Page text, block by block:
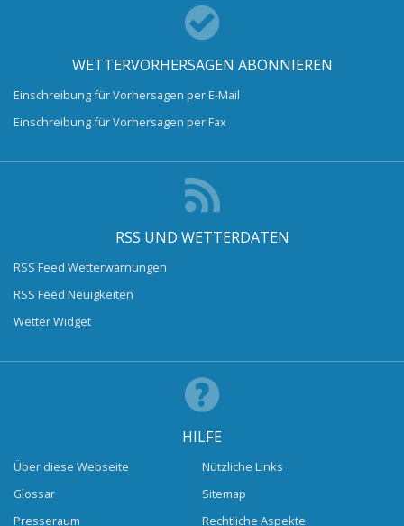
WETTERVORHERSAGEN ABONNIEREN
Einschreibung für Vorhersagen per E-Mail
Einschreibung für Vorhersagen per Fax
RSS UND WETTERDATEN
RSS Feed Wetterwarnungen
RSS Feed Neuigkeiten
Wetter Widget
HILFE
Über diese Webseite
Glossar
Presseraum
Nützliche Links
Sitemap
Rechtliche Aspekte